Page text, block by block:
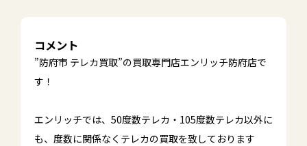
コメント
”防府市 テレカ 買取”の買取専門店エンリッチ防府店で
す！
エンリッチでは、50度数テレカ・105度数テレカ以外に
も、度数に関係なくテレカの買取を致しております